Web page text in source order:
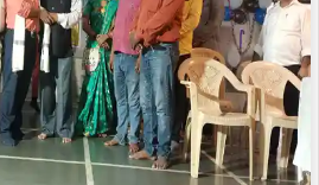
के प्रभारी जटा शंकर पांडे शामिल हुए।
सर्वपल्ली राधाकृष्णन जी के चित्र
की एवं विद्यालय के शिक्षक,
सम्मानित किया गया।